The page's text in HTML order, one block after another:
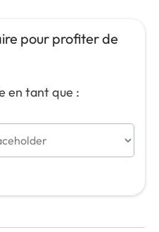
pour profiter de
en tant que :